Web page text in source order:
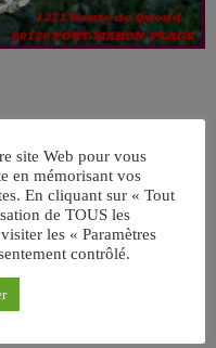
site Web pour vous
en mémorisant vos
En cliquant sur « Tout
de TOUS les
les « Paramètres
contrôlé.